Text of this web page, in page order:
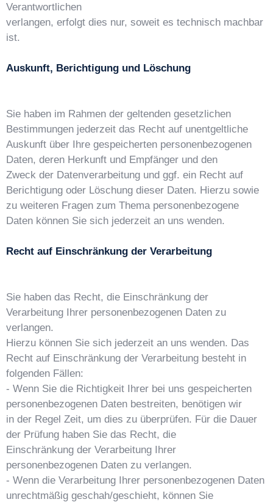
Verantwortlichen
verlangen, erfolgt dies nur, soweit es technisch machbar
ist.
Auskunft, Berichtigung und Löschung
Sie haben im Rahmen der geltenden gesetzlichen
Bestimmungen jederzeit das Recht auf unentgeltliche
Auskunft über Ihre gespeicherten personenbezogenen
Daten, deren Herkunft und Empfänger und den
Zweck der Datenverarbeitung und ggf. ein Recht auf
Berichtigung oder Löschung dieser Daten. Hierzu sowie
zu weiteren Fragen zum Thema personenbezogene
Daten können Sie sich jederzeit an uns wenden.
Recht auf Einschränkung der Verarbeitung
Sie haben das Recht, die Einschränkung der
Verarbeitung Ihrer personenbezogenen Daten zu
verlangen.
Hierzu können Sie sich jederzeit an uns wenden. Das
Recht auf Einschränkung der Verarbeitung besteht in
folgenden Fällen:
- Wenn Sie die Richtigkeit Ihrer bei uns gespeicherten
personenbezogenen Daten bestreiten, benötigen wir
in der Regel Zeit, um dies zu überprüfen. Für die Dauer
der Prüfung haben Sie das Recht, die
Einschränkung der Verarbeitung Ihrer
personenbezogenen Daten zu verlangen.
- Wenn die Verarbeitung Ihrer personenbezogenen Daten
unrechtmäßig geschah/geschieht, können Sie